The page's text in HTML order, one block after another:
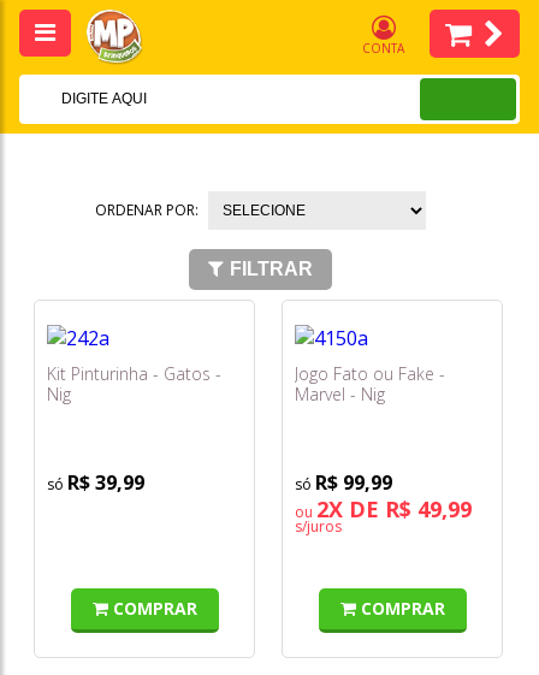
CONTA
ORDENAR POR:
FILTRAR
Kit Pinturinha - Gatos -
Nig
R$ 39,99
COMPRAR
Jogo Fato ou Fake -
Marvel - Nig
R$ 99,99
ou 2X DE R$ 49,99
s/juros
COMPRAR